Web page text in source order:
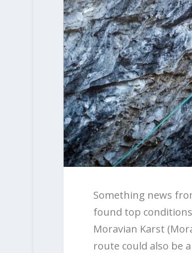
Something news
found top
Moravian Karst
route could also be